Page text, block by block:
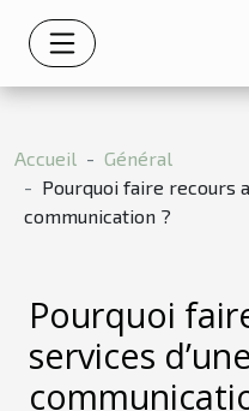
Accueil
Général
Pourquoi faire recours
communication ?
Pourquoi
services